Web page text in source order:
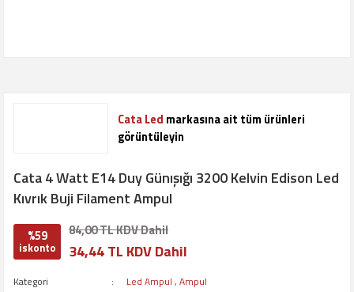
Cata Led markasına ait tüm ürünleri
görüntüleyin
Cata 4 Watt E14 Duy Günışığı 3200 Kelvin Edison Led
Kıvrık Buji Filament Ampul
%59
iskonto
84,00 TL KDV Dahil
34,44 TL KDV Dahil
Kategori Led Ampul ,Ampul